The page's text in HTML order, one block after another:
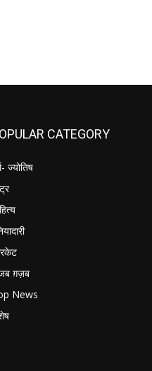
CATEGORY
ज्योतिष
ग़ज़ब
News